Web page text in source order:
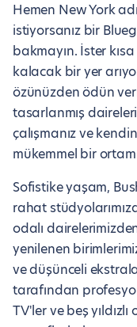
Hemen New York
istiyorsanız bir
bakmayın. İster
kalacak bir yer
özünüzden ödün
tasarlanmış
çalışmanız ve
mükemmel bir
Sofistike yaşam,
rahat
odalı
yenilenen
ve düşünceli
tarafından
TV'ler ve beş